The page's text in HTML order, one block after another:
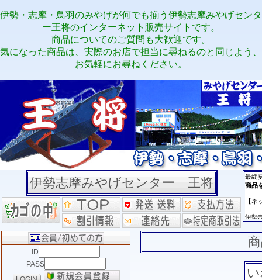
伊勢・志摩・鳥羽のみやげが何でも揃う伊勢志摩みやげセンタ
ー王将のインターネット販売サイトです。
商品についてのご質問も大歓迎です。
気になった商品は、実際のお店で担当に尋ねるのと同じよう、
お気軽にお尋ねください。
伊勢志摩みやげセンター 王将
ID
PASS